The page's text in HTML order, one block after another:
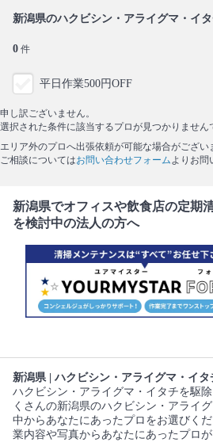
新潟県のハクビシン・アライグマ・イ
0 件
平日作業500円OFF
申し訳ございません。
選択された条件に該当するプロが見つかりません
エリア外のプロへ出張依頼が可能な場合がござい
ご相談についてはお問い合わせフォーム よりお問
新潟県でオフィスや飲食店の定期
を検討中の法人の方へ
新潟県 | ハクビシン・アライグマ・イ
ハクビシン・アライグマ・イタチを駆
くさんの新潟県のハクビシン・アライ
中からあなたにあったプロをお選びく
業内容や写真からあなたにあったプロが